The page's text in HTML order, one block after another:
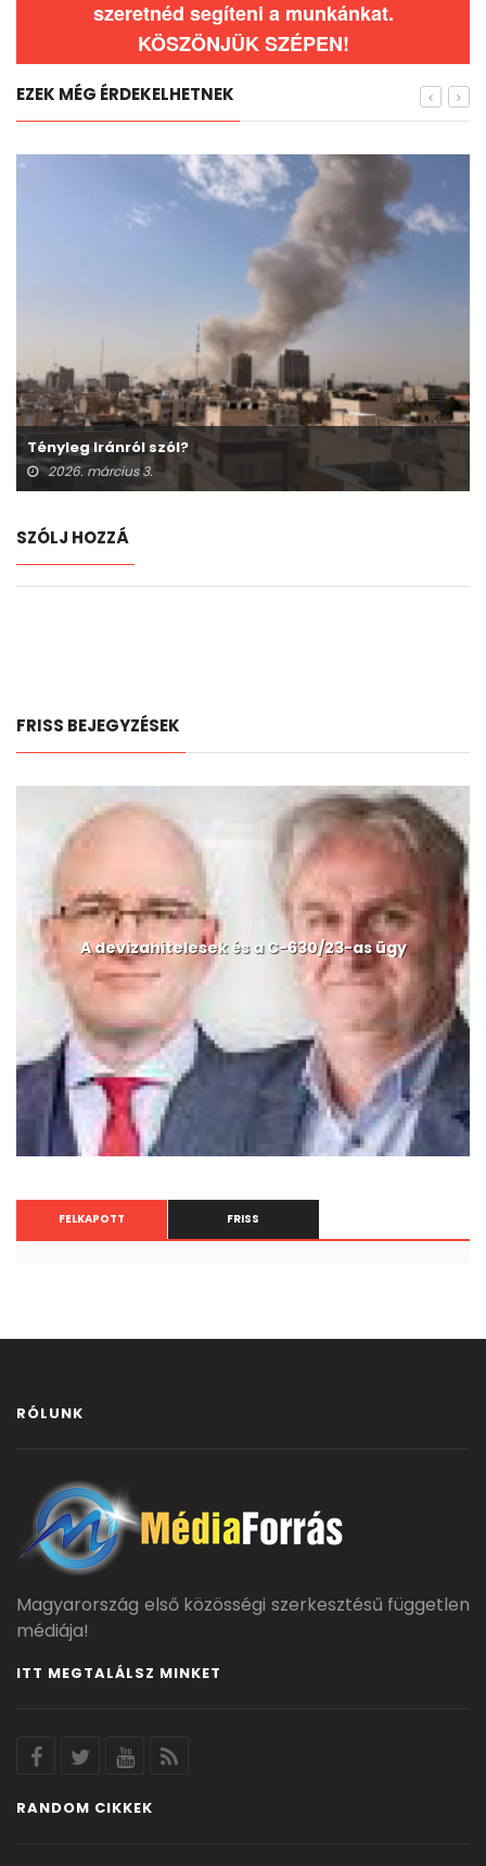
szeretnéd segíteni a munkánkat.
KÖSZÖNJÜK SZÉPEN!
EZEK MÉG ÉRDEKELHETNEK
Tényleg Iránról szól?
2026. március 3.
SZÓLJ HOZZÁ
FRISS BEJEGYZÉSEK
A devizahitelesek és a C-630/23-as ügy
FELKAPOTT FRISS
RÓLUNK
Magyarország első közösségi szerkesztésű független
médiája!
ITT MEGTALÁLSZ MINKET
RANDOM CIKKEK